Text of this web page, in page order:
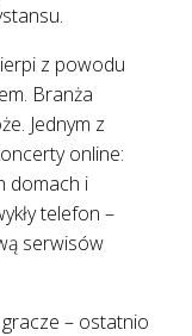
z powodu
Branża
Jednym z
online:
domach i
telefon –
serwisów
gracze – ostatnio